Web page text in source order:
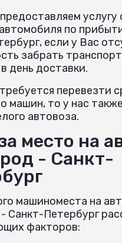
услугу
по
если у Вас
забрать
день доставки.
перевезти
машин, то у нас
автовоза.
место на
- Санкт-
машиноместа на
Санкт-Петербург
факторов: